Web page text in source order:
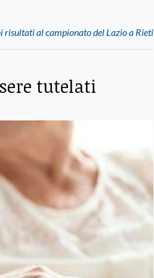
risultati al campionato del Lazio a Rieti
tutelati